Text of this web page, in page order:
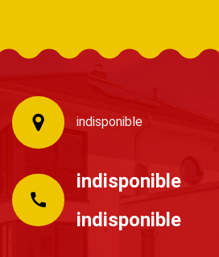
indisponible
indisponible
indisponible